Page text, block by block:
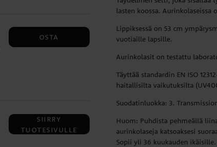
OSTA
SIIRRY
TUOTESIVULLE
lasten koossa. Aurinkolaseissa
Lippiksessä on 53 cm
vuotiaille lapsille.
Aurinkolasit on testattu
Täyttää standardin EN ISO
haitallisilta vaikutuksilta
Suodatinluokka: 3.
Huom: Puhdista pehmeällä
aurinkolaseja katsoaksesi
Sopii yli 36 kuukauden ikäisille.